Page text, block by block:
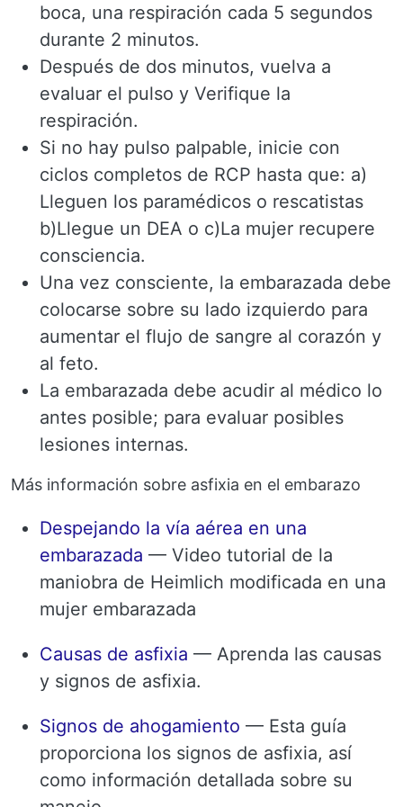
boca, una respiración cada 5 segundos
durante 2 minutos.
Después de dos minutos, vuelva a
evaluar el pulso y Verifique la
respiración.
Si no hay pulso palpable, inicie con
ciclos completos de RCP hasta que: a)
Lleguen los paramédicos o rescatistas
b)Llegue un DEA o c)La mujer recupere
consciencia.
Una vez consciente, la embarazada debe
colocarse sobre su lado izquierdo para
aumentar el flujo de sangre al corazón y
al feto.
La embarazada debe acudir al médico lo
antes posible; para evaluar posibles
lesiones internas.
Más información sobre asfixia en el embarazo
Despejando la vía aérea en una
embarazada — Video tutorial de la
maniobra de Heimlich modificada en una
mujer embarazada
Causas de asfixia — Aprenda las causas
y signos de asfixia.
Signos de ahogamiento — Esta guía
proporciona los signos de asfixia, así
como información detallada sobre su